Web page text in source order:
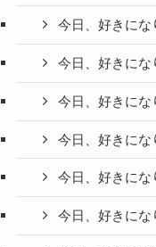
今日、好きにな
今日、好きにな
今日、好きにな
今日、好きにな
今日、好きにな
今日、好きにな